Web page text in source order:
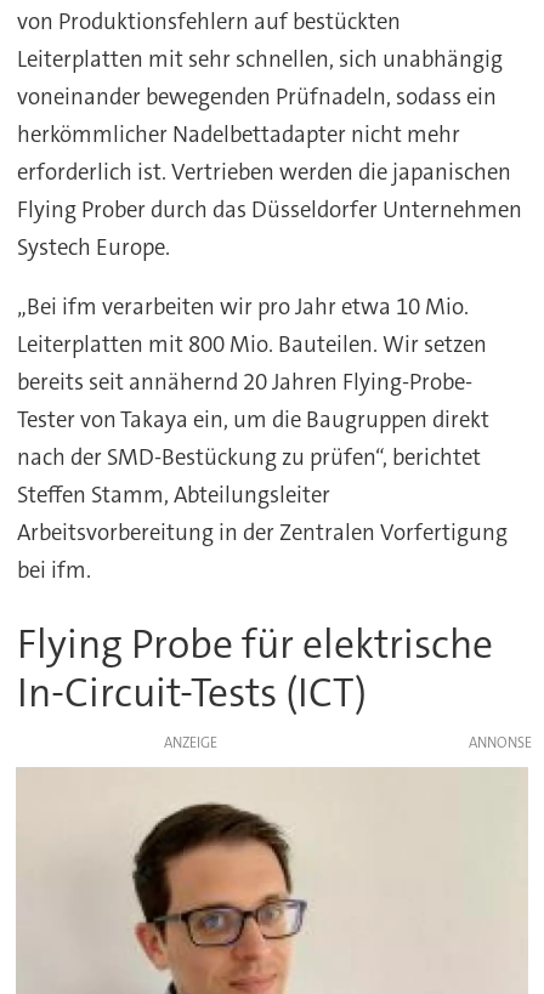
von Produktionsfehlern auf bestückten
Leiterplatten mit sehr schnellen, sich unabhängig
voneinander bewegenden Prüfnadeln, sodass ein
herkömmlicher Nadelbettadapter nicht mehr
erforderlich ist. Vertrieben werden die japanischen
Flying Prober durch das Düsseldorfer Unternehmen
Systech Europe.
„Bei ifm verarbeiten wir pro Jahr etwa 10 Mio.
Leiterplatten mit 800 Mio. Bauteilen. Wir setzen
bereits seit annähernd 20 Jahren Flying-Probe-
Tester von Takaya ein, um die Baugruppen direkt
nach der SMD-Bestückung zu prüfen“, berichtet
Steffen Stamm, Abteilungsleiter
Arbeitsvorbereitung in der Zentralen Vorfertigung
bei ifm.
Flying Probe für elektrische
In-Circuit-Tests (ICT)
ANZEIGE